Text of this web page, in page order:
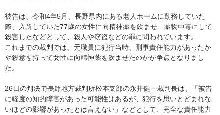
被告は、令和4年5月、長野県内にある老人ホームに勤務していた
際、入所していた77歳の女性に向精神薬を飲ませ、薬物中毒にして
殺害したなどとして、殺人や窃盗などの罪に問われています。
これまでの裁判では、元職員に犯行当時、刑事責任能力があったか
や殺意を持って女性に向精神薬を飲ませたのかが争点となりまし
た。
26日の判決で長野地方裁判所松本支部の永井健一裁判長は、「被告
に軽度の知的障害があった可能性はあるが、犯行を思いとどまれな
いほどの影響があったとは言えない」などとして、完全な責任能力